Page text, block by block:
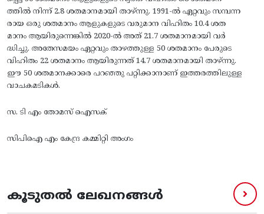
ത്തിൽ നിന്ന് 2.8 ശതമാനമായി താഴ്ന്നു. 1991-ൽ ഏറ്റവും സമ്പന്ന
രായ ഒരു ശതമാനം ആളുകളുടെ വരുമാന വിഹിതം 10.4 ശത
മാനം ആയിരുന്നെങ്കിൽ 2020-ൽ അത് 21.7 ശതമാനമായി വർ
ദ്ധിച്ചു. അതേസമയം ഏറ്റവും താഴത്തുള്ള 50 ശതമാനം പേരുടെ
വിഹിതം 22 ശതമാനം ആയിരുന്നത് 14.7 ശതമാനമായി താഴ്ന്നു.
ഈ 50 ശതമാനക്കാരെ പറഞ്ഞു പറ്റിക്കാനാണ് ഇത്തരത്തിലുള്ള
വാചകമടികൾ.
സ. ടി എം തോമസ് ഐസക്
സിപിഐ എം കേന്ദ്ര കമ്മിറ്റി അംഗം
കൂടുതൽ ലേഖനങ്ങൾ